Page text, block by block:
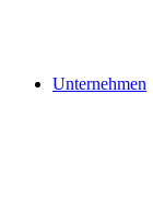
Unternehmen